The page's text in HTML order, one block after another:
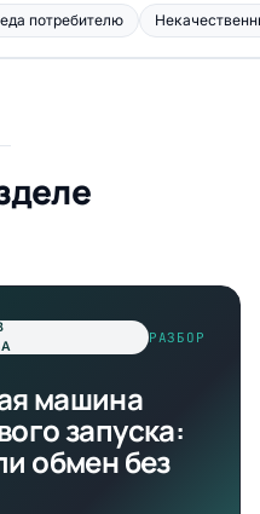
потребителю
РАЗБОР
машина
запуска:
обмен без